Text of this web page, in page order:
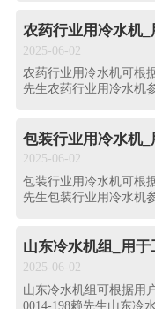
农药行业用冷水机_
2025-06-02
农药行业用冷水机可根
先生农药行业用冷水机
包装行业用冷水机_
2025-06-02
包装行业用冷水机可根
先生包装行业用冷水机
山东冷水机组_用
2025-06-02
山东冷水机组可根据用
0014-198赖先生山东冷水